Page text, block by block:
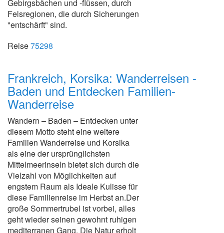
Gebirgsbächen und -flüssen, durch
Felsregionen, die durch Sicherungen
"entschärft" sind.
Reise75298
Frankreich, Korsika: Wanderreisen -
Baden und Entdecken Familien-
Wanderreise
Wandern – Baden – Entdecken unter
diesem Motto steht eine weitere
Familien Wanderreise und Korsika
als eine der ursprünglichsten
Mittelmeerinseln bietet sich durch die
Vielzahl von Möglichkeiten auf
engstem Raum als Ideale Kulisse für
diese Familienreise im Herbst an.Der
große Sommertrubel ist vorbei, alles
geht wieder seinen gewohnt ruhigen
mediterranen Gang. Die Natur erholt